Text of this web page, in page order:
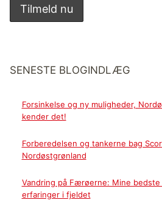
SENESTE BLOGINDLÆG
Forsinkelse og ny muligheder,
kender det!
Forberedelsen og tankerne bag
Nordøstgrønland
Vandring på Færøerne: Mine
erfaringer i fjeldet